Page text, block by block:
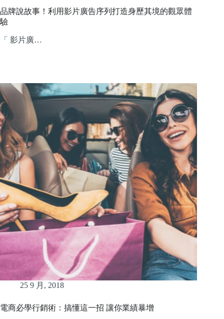
品牌說故事！利用影片廣告序列打造身歷其境的觀眾體
驗
「 影片廣…
25 9 月, 2018
電商必學行銷術：搞懂這一招 讓你業績暴增